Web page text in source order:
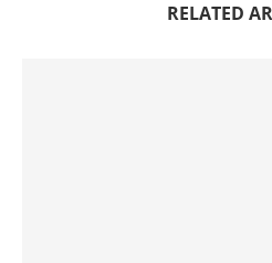
RELATED